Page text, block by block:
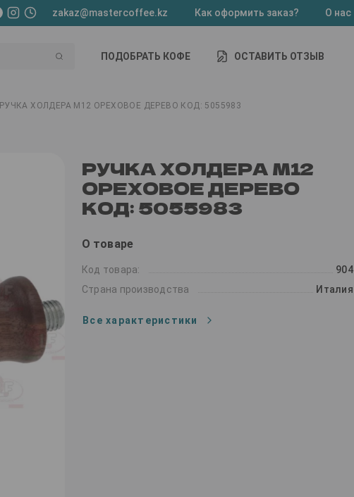
zakaz@mastercoffee.kz Как оформить заказ? О нас
ПОДОБРАТЬ КОФЕ ОСТАВИТЬ ОТЗЫВ
РУЧКА ХОЛДЕРА M12 ОРЕХОВОЕ ДЕРЕВО КОД: 5055983
РУЧКА ХОЛДЕРА M12
ОРЕХОВОЕ ДЕРЕВО
КОД: 5055983
О товаре
Код товара:
904
Страна производства
Италия
Все характеристики